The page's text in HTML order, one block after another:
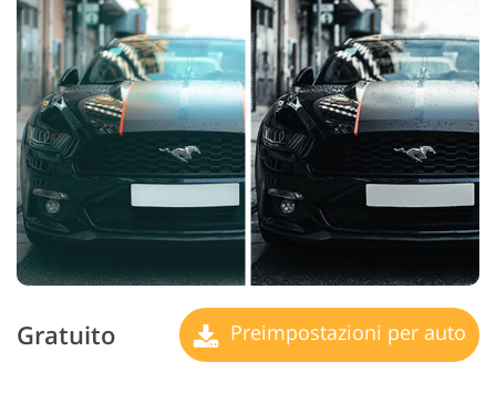
Gratuito Preimpostazioni per auto